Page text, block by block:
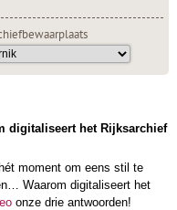
digitaliseert het Rijksarchief
moment om eens stil te
Waarom digitaliseert het
onze drie antwoorden!